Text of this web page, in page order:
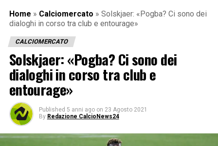
Home » Calciomercato » Solskjaer: «Pogba? Ci sono dei
dialoghi in corso tra club e entourage»
CALCIOMERCATO
Solskjaer: «Pogba? Ci sono dei
dialoghi in corso tra club e
entourage»
Published 5 anni ago on 23 Agosto 2021
By Redazione CalcioNews24